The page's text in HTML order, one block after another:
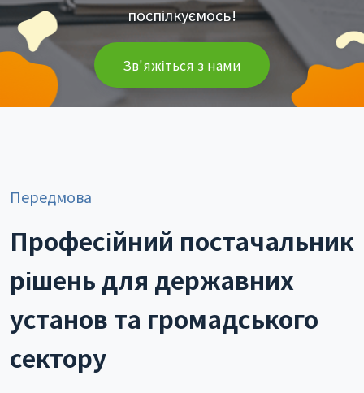
поспілкуємось!
Зв'яжіться з нами
Передмова
Професійний постачальник
рішень для державних
установ та громадського
сектору